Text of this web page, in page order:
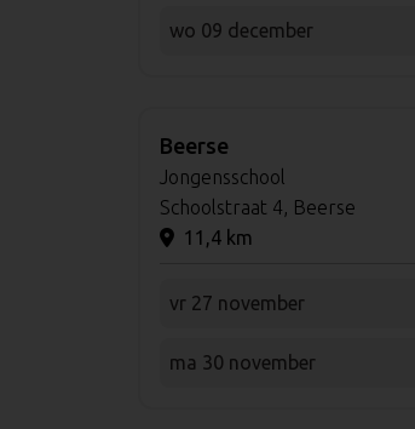
wo 09 december
Beerse
Jongensschool
Schoolstraat 4, Beerse
11,4 km
vr 27 november
ma 30 november